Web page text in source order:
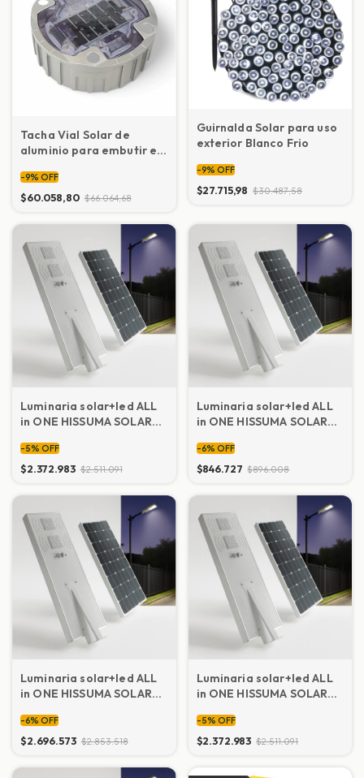
Tacha Vial Solar de
aluminio para embutir en
-9% OFF
$60.058,80 $66.064,68
Guirnalda Solar para uso
exterior Blanco Frio
-9% OFF
$27.715,98 $30.487,58
Luminaria solar+led ALL
in ONE HISSUMA SOLAR
-5% OFF
$2.372.983 $2.511.091
Luminaria solar+led ALL
in ONE HISSUMA SOLAR
-6% OFF
$846.727 $896.008
Luminaria solar+led ALL
in ONE HISSUMA SOLAR
-6% OFF
$2.696.573 $2.853.518
Luminaria solar+led ALL
in ONE HISSUMA SOLAR
-5% OFF
$2.372.983 $2.511.091